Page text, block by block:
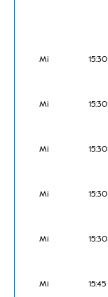
Mi 15:30
Mi 15:30
Mi 15:30
Mi 15:30
Mi 15:30
Mi 15:45